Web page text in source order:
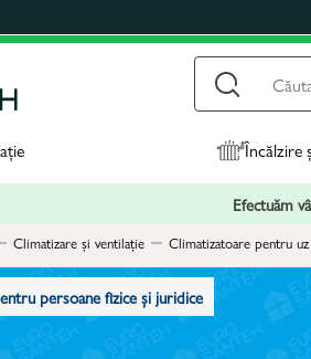
Încălzire
Efectuăm
Climatizare și ventilație Climatizatoare pentru uz
persoane fizice și juridice